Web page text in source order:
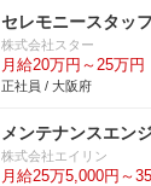
セレモニースタッ
株式会社スター
月給20万円～25万円
正社員 / 大阪府
メンテナンスエン
株式会社エイリン
月給25万5,000円～